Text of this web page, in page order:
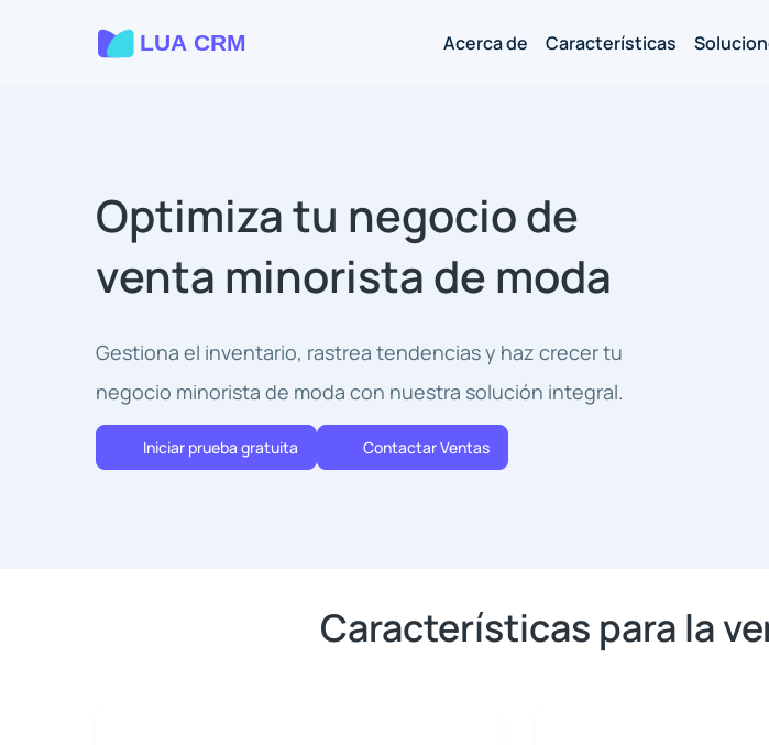
Acerca de Características
Optimiza tu negocio de
venta minorista de moda
Gestiona el inventario, rastrea tendencias y haz crecer tu
negocio minorista de moda con nuestra solución integral.
Iniciar prueba gratuita Contactar Ventas
Características para la